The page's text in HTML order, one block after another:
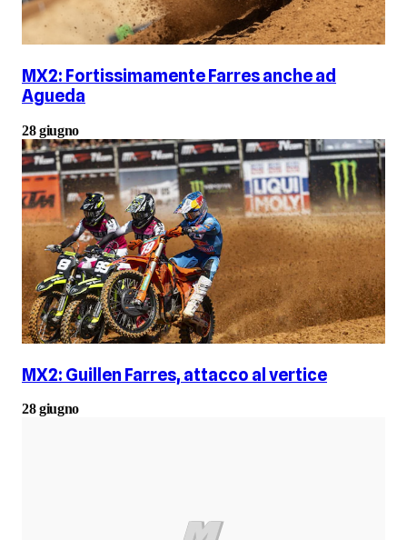
MX2: Fortissimamente Farres anche ad
Agueda
28 giugno
MX2: Guillen Farres, attacco al vertice
28 giugno